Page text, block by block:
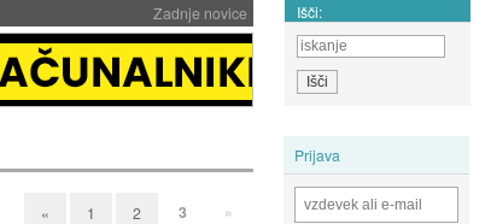
Zadnje novice Išči:
Prijava
« 1 2 3 »